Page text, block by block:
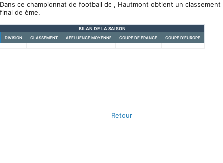
Dans ce championnat de football de , Hautmont obtient un classement
final de ème.
BILAN DE LA SAISON
DIVISION CLASSEMENT AFFLUENCE MOYENNE COUPE DE FRANCE COUPE D'EUROPE
Retour